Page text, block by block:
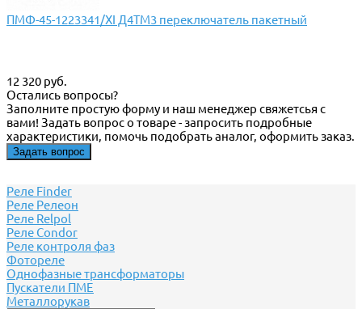
ПМФ-45-1223341/XI Д4ТМ3 переключатель пакетный
12 320 руб.
Остались вопросы?
Заполните простую форму и наш менеджер свяжетсья с
вами! Задать вопрос о товаре - запросить подробные
характеристики, помочь подобрать аналог, оформить заказ.
Задать вопрос
Реле Finder
Реле Релеон
Реле Relpol
Реле Сondor
Реле контроля фаз
Фотореле
Однофазные трансформаторы
Пускатели ПМЕ
Металлорукав